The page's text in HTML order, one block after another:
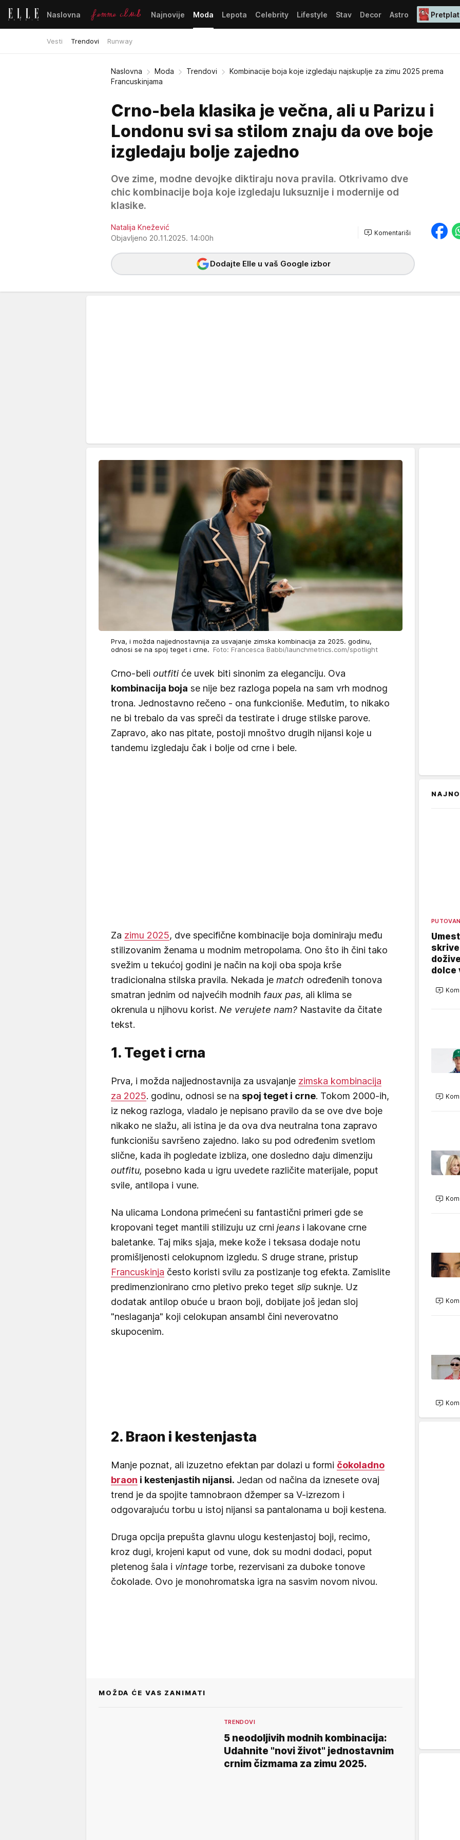
Naslovna Najnovije Moda
Vesti Trendovi Runway
Lepota Celebrity Lifestyle Stav Decor Astro
Naslovna Moda Trendovi
Kombinacije boja koje izgledaju najskuplje za zimu 2025 prema
Francuskinjama
Crno-bela klasika je večna, ali u Parizu i
Londonu svi sa stilom znaju da ove boje
izgledaju bolje zajedno
Ove zime, modne devojke diktiraju nova pravila. Otkrivamo dve
chic kombinacije boja koje izgledaju luksuznije i modernije od
klasike.
Natalija Knežević
Objavljeno 20.11.2025. 14:00h
Komentariši
Dodajte Elle u vaš Google izbor
Prva, i možda najjednostavnija za usvajanje zimska kombinacija za 2025. godinu,
odnosi se na spoj teget i crne. Foto: Francesca Babbi/launchmetrics.com/spotlight
Crno-beli outfiti će uvek biti sinonim za eleganciju. Ova
kombinacija boja se nije bez razloga popela na sam vrh modnog
trona. Jednostavno rečeno - ona funkcioniše. Međutim, to nikako
ne bi trebalo da vas spreči da testirate i druge stilske parove.
Zapravo, ako nas pitate, postoji mnoštvo drugih nijansi koje u
tandemu izgledaju čak i bolje od crne i bele.
Za zimu 2025, dve specifične kombinacije boja dominiraju među
stilizovanim ženama u modnim metropolama. Ono što ih čini tako
svežim u tekućoj godini je način na koji oba spoja krše
tradicionalna stilska pravila. Nekada je match određenih tonova
smatran jednim od najvećih modnih faux pas, ali klima se
okrenula u njihovu korist. Ne verujete nam? Nastavite da čitate
tekst.
1. Teget i crna
Prva, i možda najjednostavnija za usvajanje zimska kombinacija
za 2025. godinu, odnosi se na spoj teget i crne. Tokom 2000-ih,
iz nekog razloga, vladalo je nepisano pravilo da se ove dve boje
nikako ne slažu, ali istina je da ova dva neutralna tona zapravo
funkcionišu savršeno zajedno. Iako su pod određenim svetlom
slične, kada ih pogledate izbliza, one dosledno daju dimenziju
outfitu, posebno kada u igru uvedete različite materijale, poput
svile, antilopa i vune.
Na ulicama Londona primećeni su fantastični primeri gde se
kropovani teget mantili stilizuju uz crni jeans i lakovane crne
baletanke. Taj miks sjaja, meke kože i teksasa dodaje notu
promišljenosti celokupnom izgledu. S druge strane, pristup
Francuskinja često koristi svilu za postizanje tog efekta. Zamislite
predimenzionirano crno pletivo preko teget slip suknje. Uz
dodatak antilop obuće u braon boji, dobijate još jedan sloj
"neslaganja" koji celokupan ansambl čini neverovatno
skupocenim.
2. Braon i kestenjasta
Manje poznat, ali izuzetno efektan par dolazi u formi čokoladno
braon i kestenjastih nijansi. Jedan od načina da iznesete ovaj
trend je da spojite tamnobraon džemper sa V-izrezom i
odgovarajuću torbu u istoj nijansi sa pantalonama u boji kestena.
Druga opcija prepušta glavnu ulogu kestenjastoj boji, recimo,
kroz dugi, krojeni kaput od vune, dok su modni dodaci, poput
pletenog šala i vintage torbe, rezervisani za duboke tonove
čokolade. Ovo je monohromatska igra na sasvim novom nivou.
MOŽDA ĆE VAS ZANIMATI
TRENDOVI
5 neodoljivih modnih kombinacija:
Udahnite "novi život" jednostavnim
crnim čizmama za zimu 2025.
dolce